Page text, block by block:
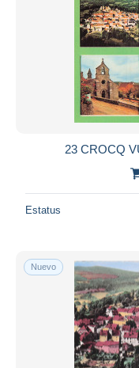
23 CROCQ
Estatus
Nuevo